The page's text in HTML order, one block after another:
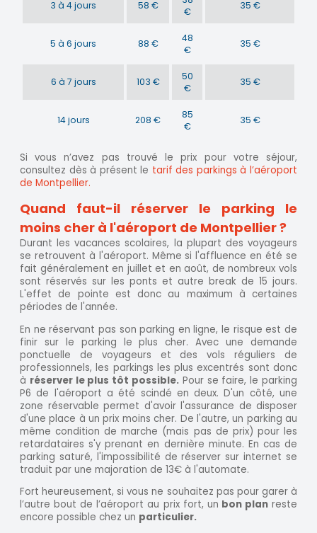
3 à 4 jours 58 €
€
35 €
5 à 6 jours 88 €
48
€
35 €
6 à 7 jours 103 €
50
€
35 €
14 jours 208 €
85
€
35 €
Si vous n’avez pas trouvé le prix pour votre séjour,
consultez dès à présent le tarif des parkings à l’aéroport
de Montpellier.
Quand faut-il réserver le parking le
moins cher à l'aéroport de Montpellier ?
Durant les vacances scolaires, la plupart des voyageurs
se retrouvent à l'aéroport. Même si l'affluence en été se
fait généralement en juillet et en août, de nombreux vols
sont réservés sur les ponts et autre break de 15 jours.
L'effet de pointe est donc au maximum à certaines
périodes de l'année.
En ne réservant pas son parking en ligne, le risque est de
finir sur le parking le plus cher. Avec une demande
ponctuelle de voyageurs et des vols réguliers de
professionnels, les parkings les plus excentrés sont donc
à réserver le plus tôt possible. Pour se faire, le parking
P6 de l'aéroport a été scindé en deux. D'un côté, une
zone réservable permet d'avoir l'assurance de disposer
d'une place à un prix moins cher. De l'autre, un parking au
même condition de marche (mais pas de prix) pour les
retardataires s'y prenant en dernière minute. En cas de
parking saturé, l'impossibilité de réserver sur internet se
traduit par une majoration de 13€ à l'automate.
Fort heureusement, si vous ne souhaitez pas pour garer à
l’autre bout de l’aéroport au prix fort, un bon planreste
encore possible chez un particulier.